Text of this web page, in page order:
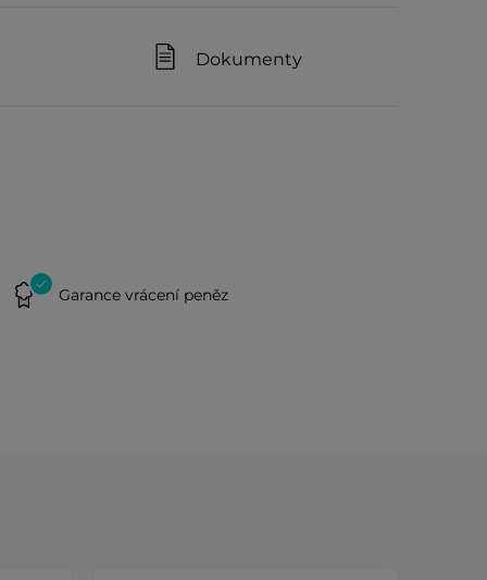
Dokumenty
Garance vrácení peněz